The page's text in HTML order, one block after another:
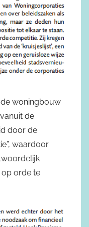
woningbouw
de
door de
waardoor
op orde te